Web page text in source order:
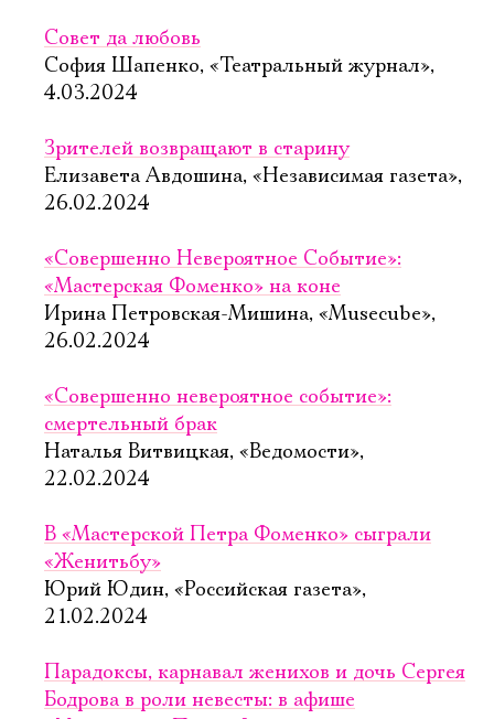
Совет да любовь
София Шапенко, «Театральный журнал»,
4.03.2024
Зрителей возвращают в старину
Елизавета Авдошина, «Независимая газета»,
26.02.2024
«Совершенно Невероятное Событие»:
«Мастерская Фоменко» на коне
Ирина Петровская-Мишина, «Musecube»,
26.02.2024
«Совершенно невероятное событие»:
смертельный брак
Наталья Витвицкая, «Ведомости»,
22.02.2024
В «Мастерской Петра Фоменко» сыграли
«Женитьбу»
Юрий Юдин, «Российская газета»,
21.02.2024
Парадоксы, карнавал женихов и дочь Сергея
Бодрова в роли невесты: в афише